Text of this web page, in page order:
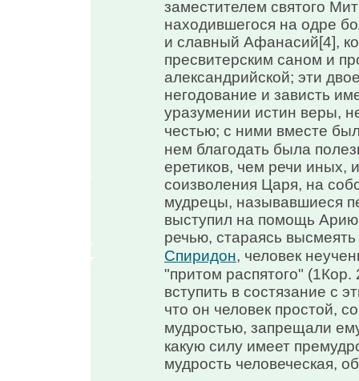
заместителем святого
находившегося на одре
и славный Афанасий[4],
пресвитерским саном и
александрийской; эти
негодование и зависть
уразумении истин веры,
честью; с ними вместе
нем благодать была
еретиков, чем речи иных,
соизволения Царя, на
мудрецы, называвшиеся
выступил на помощь
речью, стараясь
Спиридон, человек
"притом распятого"
вступить в состязание с
что он человек простой,
мудростью, запрещали
какую силу имеет
мудрость человеческая,